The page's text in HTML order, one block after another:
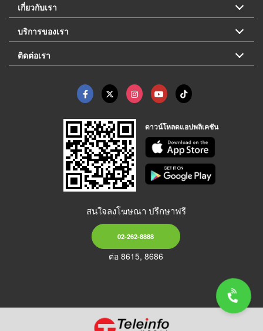
เกี่ยวกับเรา
บริการของเรา
ติดต่อเรา
ดาวน์โหลดแอปพลิเคชัน
สนใจลงโฆษณา ปรึกษาฟรี
02-262-8888
ต่อ 8615, 8686